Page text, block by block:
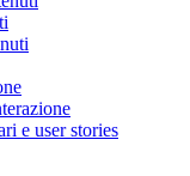
e user stories